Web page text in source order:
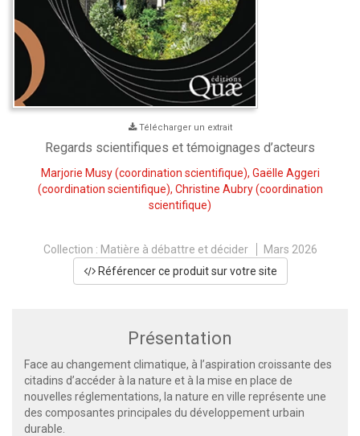
Télécharger un extrait
Regards scientifiques et témoignages d’acteurs
Marjorie Musy(coordination scientifique), Gaëlle Aggeri
(coordination scientifique), Christine Aubry(coordination
scientifique)
Collection : Matière à débattre et décider
Mars 2026
Référencer ce produit sur votre site
Présentation
Face au changement climatique, à l’aspiration croissante des
citadins d’accéder à la nature et à la mise en place de
nouvelles réglementations, la nature en ville représente une
des composantes principales du développement urbain
durable.